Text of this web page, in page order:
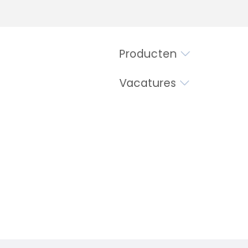
Producten
Vacatures